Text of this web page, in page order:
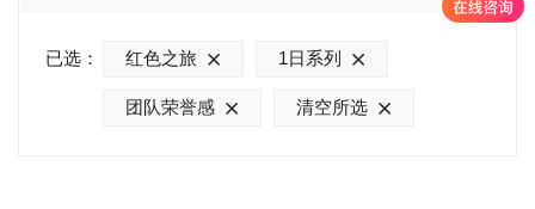
已选： 红色之旅 1日系列
团队荣誉感 清空所选